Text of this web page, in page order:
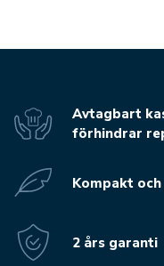
Avtagbart
förhindrar
Kompakt
2 års garanti